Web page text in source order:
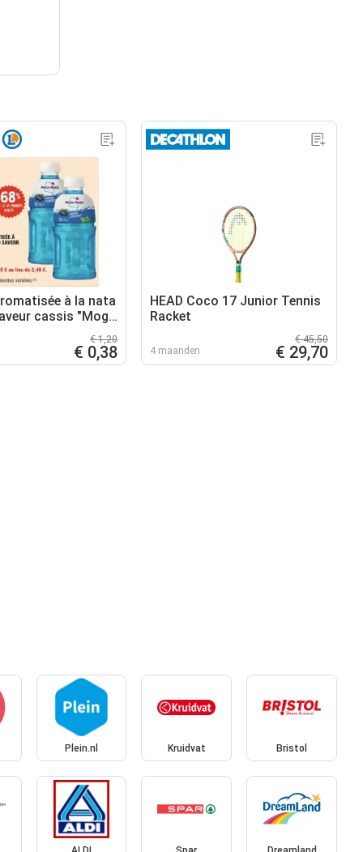
à la nata
cassis "Mogu
€ 1,20
€ 0,38
HEAD Coco 17 Junior Tennis
Racket
4 maanden
€ 45,50
€ 29,70
Plein.nl Kruidvat Bristol